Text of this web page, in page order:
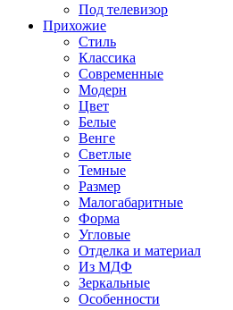
Под телевизор
Прихожие
Стиль
Классика
Современные
Модерн
Цвет
Белые
Венге
Светлые
Темные
Размер
Малогабаритные
Форма
Угловые
Отделка и материал
Из МДФ
Зеркальные
Особенности